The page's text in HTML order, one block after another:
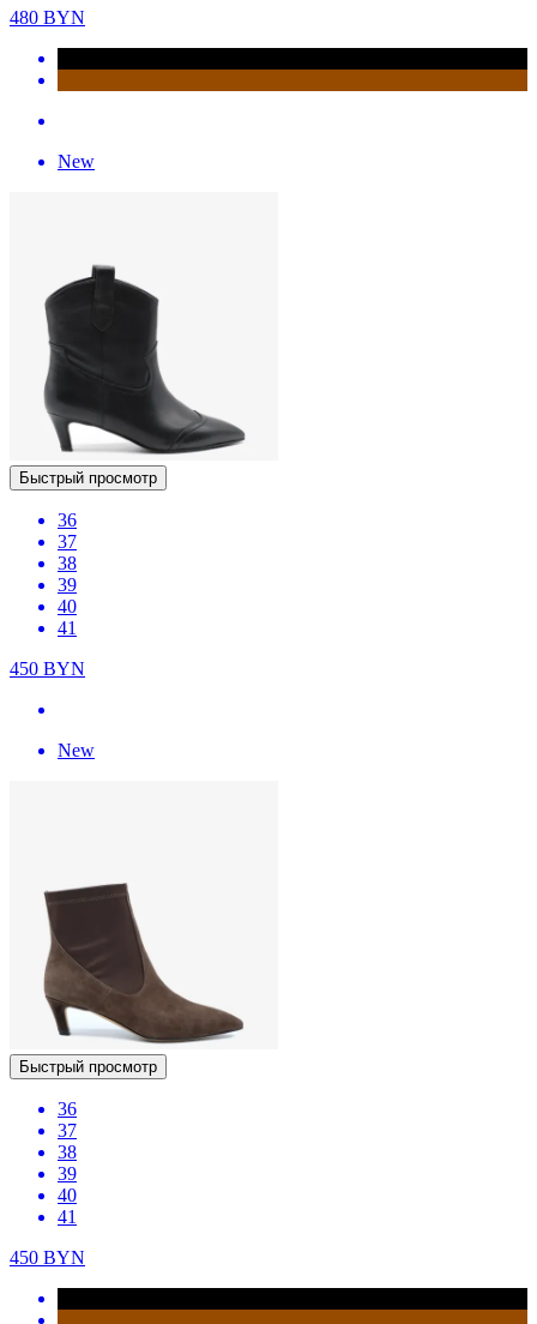
480 BYN
New
Быстрый просмотр
36
37
38
39
40
41
450 BYN
New
Быстрый просмотр
36
37
38
39
40
41
450 BYN